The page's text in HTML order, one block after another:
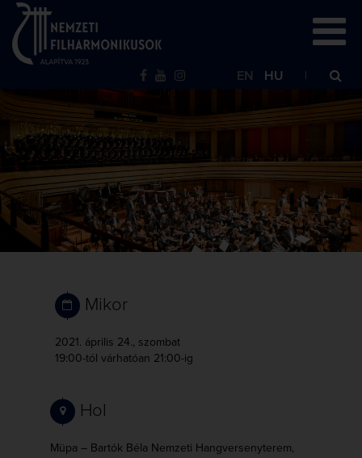
EN HU
Mikor
2021. április 24., szombat
19:00-tól várhatóan 21:00-ig
Hol
Müpa – Bartók Béla Nemzeti Hangversenyterem,